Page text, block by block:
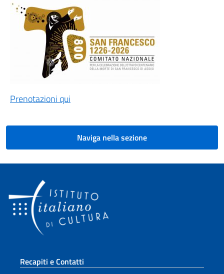
Prenotazioni qui
Naviga nella sezione
Sezione footer
Recapiti e Contatti